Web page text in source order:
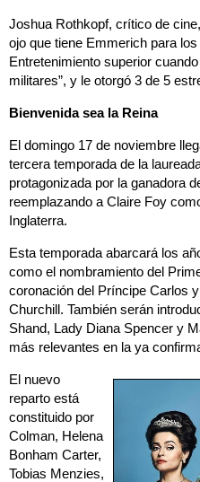
Joshua Rothkopf, crítico de
ojo que tiene Emmerich para
Entretenimiento superior
militares”, y le otorgó 3 de 5
Bienvenida sea la Reina
El domingo 17 de noviembre
tercera temporada de la
protagonizada por la ganadora
reemplazando a Claire Foy
Inglaterra.
Esta temporada abarcará los
como el nombramiento del
coronación del Príncipe Carlos
Churchill. También serán
Shand, Lady Diana Spencer y
más relevantes en la ya
El nuevo
reparto está
constituido por
Colman, Helena
Bonham Carter,
Tobias Menzies,